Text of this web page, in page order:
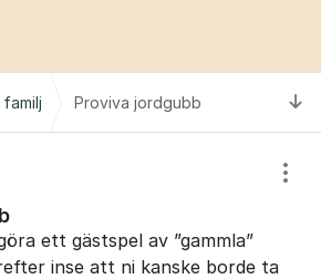
Proviva jordgubb
ett gästspel av ”gammla”
inse att ni kanske borde ta